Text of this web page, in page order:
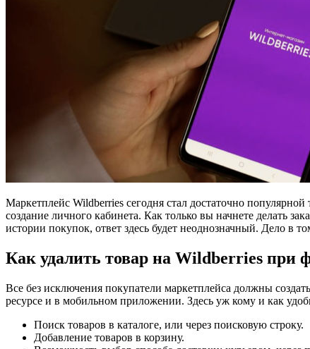
Маркетплейс Wildberries сегодня стал достаточно
создание личного кабинета. Как только вы начнете делать
истории покупок, ответ здесь будет неоднозначный. Дело в
Как удалить товар на Wildberries при
Все без исключения покупатели маркетплейса должны
ресурсе и в мобильном приложении. Здесь уж кому и как
Поиск товаров в каталоге, или через поисковую строку.
Добавление товаров в корзину.